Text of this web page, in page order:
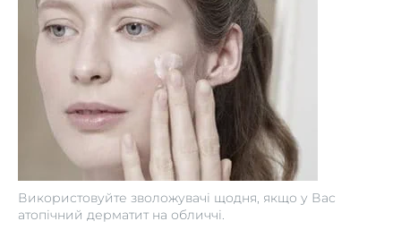
Використовуйте зволожувачі щодня, якщо у Вас
атопічний дерматит на обличчі.